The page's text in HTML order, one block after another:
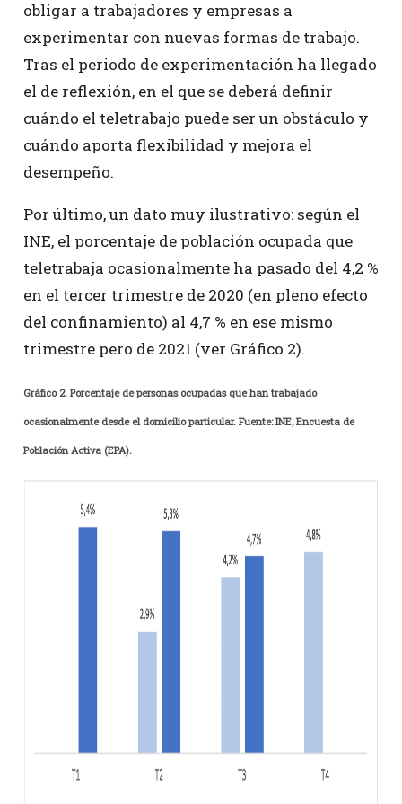
obligar a trabajadores y empresas a
experimentar con nuevas formas de trabajo.
Tras el periodo de experimentación ha llegado
el de reflexión, en el que se deberá definir
cuándo el teletrabajo puede ser un obstáculo y
cuándo aporta flexibilidad y mejora el
desempeño.
Por último, un dato muy ilustrativo: según el
INE, el porcentaje de población ocupada que
teletrabaja ocasionalmente ha pasado del 4,2 %
en el tercer trimestre de 2020 (en pleno efecto
del confinamiento) al 4,7 % en ese mismo
trimestre pero de 2021 (ver Gráfico 2).
Gráfico 2. Porcentaje de personas ocupadas que han trabajado
ocasionalmente desde el domicilio particular. Fuente: INE, Encuesta de
Población Activa (EPA).